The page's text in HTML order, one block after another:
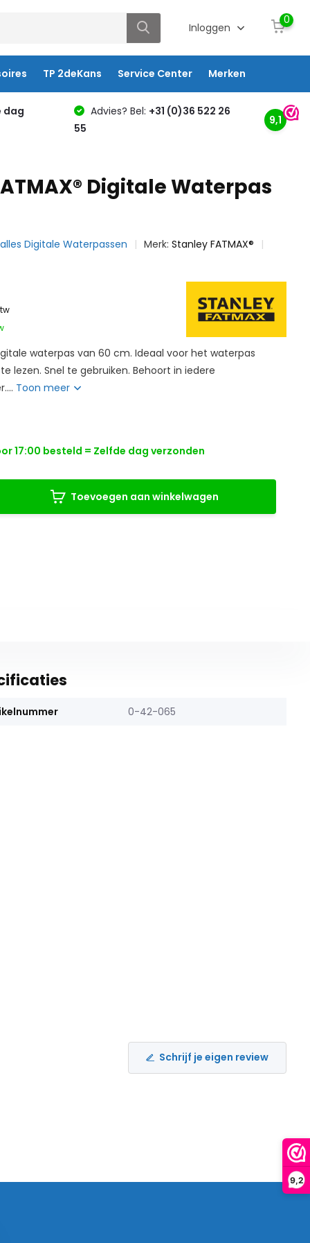
9,2
Inloggen
0
TP 2deKans Service Center Merken
dag
Advies? Bel: +31 (0)36 522 26
55
9,1
Digitale Waterpas
Digitale Waterpassen Merk:Stanley FATMAX®
waterpas van 60 cm. Ideaal voor het waterpas
lezen. Snel te gebruiken. Behoort in iedere
Toon meer
17:00 besteld = Zelfde dag verzonden
Toevoegen aan winkelwagen
0-42-065
Schrijf je eigen review